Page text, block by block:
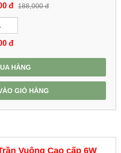
đ 188,000 đ
đ
HÀNG
GIỎ HÀNG
Vuông Cao cấp 6W